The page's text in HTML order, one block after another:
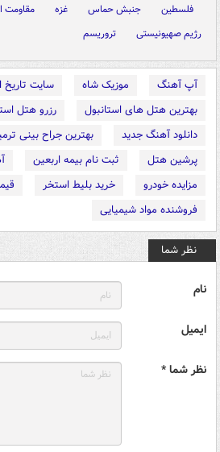
فلسطین جنبش حماس غزه مقاومت
رژیم صهیونیستی
تروریسم
آپ آهنگ موزیک شاه
سایت تاریخ
بهترین هتل های استانبول
رزرو هتل
دانلود آهنگ جدید
بهترین جراح بینی
پرشین هتل
ثبت نام بیمه اربعین
مزایده خودرو
خرید بلیط استخر
فروشنده مواد شیمیایی
نظر شما
نام
ایمیل
نظر شما *